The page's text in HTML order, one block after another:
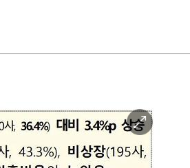
이
미
지